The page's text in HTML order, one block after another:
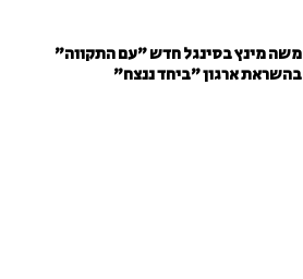
משה מינץ בסינגל חדש ״עם התקווה״
בהשראת ארגון "ביחד ננצח"